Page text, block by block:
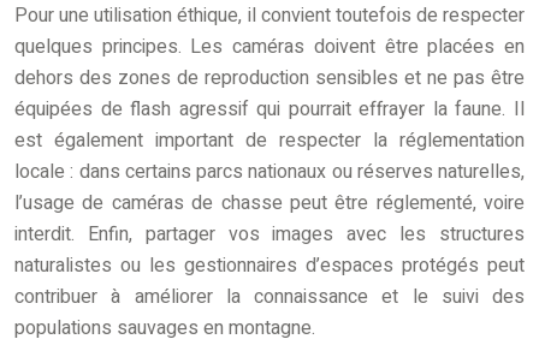
Pour une utilisation éthique, il convient toutefois de respecter
quelques principes. Les caméras doivent être placées en
dehors des zones de reproduction sensibles et ne pas être
équipées de flash agressif qui pourrait effrayer la faune. Il
est également important de respecter la réglementation
locale : dans certains parcs nationaux ou réserves naturelles,
l’usage de caméras de chasse peut être réglementé, voire
interdit. Enfin, partager vos images avec les structures
naturalistes ou les gestionnaires d’espaces protégés peut
contribuer à améliorer la connaissance et le suivi des
populations sauvages en montagne.